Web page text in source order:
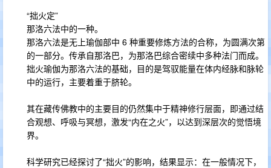
“拙火定”
那洛六法中的一种。
那洛六法是无上瑜伽部中 6 种重要修炼方法的合称，为圆满次第
的一部分。传承自那洛巴，为那洛巴综合密续中多种法门而成。
拙火瑜伽为那洛六法的基础，目的是驾驭能量在体内经脉和脉轮
中的运行，主要着重于脐轮。
其在藏传佛教中的主要目的仍然集中于精神修行层面，即通过结
合观想、呼吸与冥想，激发“内在之火”，以达到深层次的觉悟境
界。
科学研究已经探讨了“拙火”的影响，结果显示：在一般情况下，